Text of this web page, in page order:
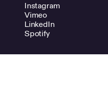
Instagram
Vimeo
LinkedIn
Spotify